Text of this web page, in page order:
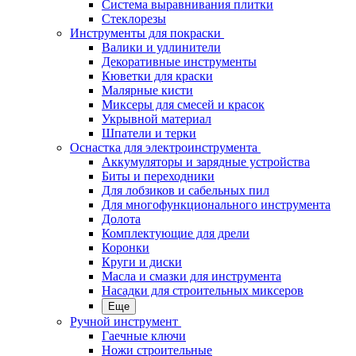
Система выравнивания плитки
Стеклорезы
Инструменты для покраски
Валики и удлинители
Декоративные инструменты
Кюветки для краски
Малярные кисти
Миксеры для смесей и красок
Укрывной материал
Шпатели и терки
Оснастка для электроинструмента
Аккумуляторы и зарядные устройства
Биты и переходники
Для лобзиков и сабельных пил
Для многофункционального инструмента
Долота
Комплектующие для дрели
Коронки
Круги и диски
Масла и смазки для инструмента
Насадки для строительных миксеров
Еще
Ручной инструмент
Гаечные ключи
Ножи строительные